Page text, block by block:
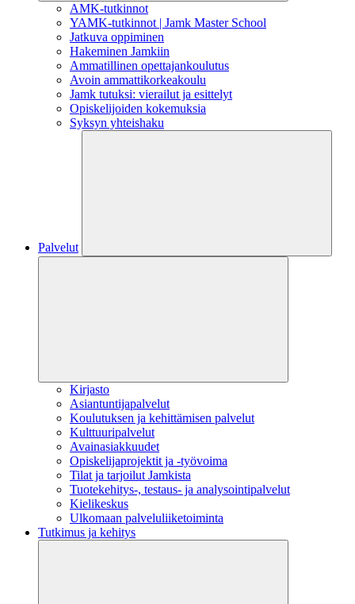
AMK-tutkinnot
YAMK-tutkinnot | Jamk Master School
Jatkuva oppiminen
Hakeminen Jamkiin
Ammatillinen opettajankoulutus
Avoin ammattikorkeakoulu
Jamk tutuksi: vierailut ja esittelyt
Opiskelijoiden kokemuksia
Syksyn yhteishaku
Palvelut
Kirjasto
Asiantuntijapalvelut
Koulutuksen ja kehittämisen palvelut
Kulttuuripalvelut
Avainasiakkuudet
Opiskelijaprojektit​ ja -työvoima
Tilat ja tarjoilut Jamkista
Tuotekehitys-, testaus- ja analysointipalvelut
Kielikeskus
Ulkomaan palveluliiketoiminta
Tutkimus ja kehitys